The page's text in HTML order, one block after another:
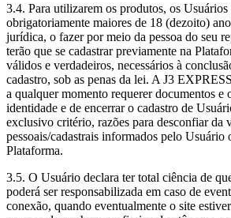
3.4. Para utilizarem os produtos, os Usuários
obrigatoriamente maiores de 18 (dezoito)
jurídica, o fazer por meio da pessoa do seu
terão que se cadastrar previamente na
válidos e verdadeiros, necessários à
cadastro, sob as penas da lei. A J3
a qualquer momento requerer documentos e
identidade e de encerrar o cadastro de
exclusivo critério, razões para desconfiar da
pessoais/cadastrais informados pelo Usuário
Plataforma.
3.5. O Usuário declara ter total ciência de
poderá ser responsabilizada em caso de
conexão, quando eventualmente o site